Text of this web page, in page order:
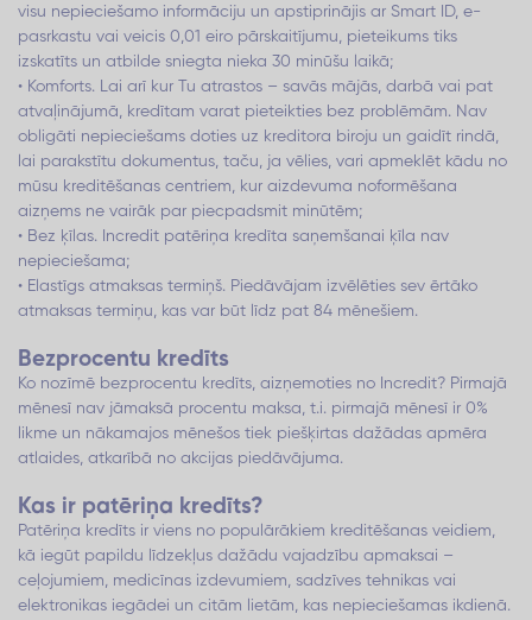
visu nepieciešamo informāciju un apstiprinājis ar Smart ID, e-
pasrkastu vai veicis 0,01 eiro pārskaitījumu, pieteikums tiks
izskatīts un atbilde sniegta nieka 30 minūšu laikā;
• Komforts. Lai arī kur Tu atrastos – savās mājās, darbā vai pat
atvaļinājumā, kredītam varat pieteikties bez problēmām. Nav
obligāti nepieciešams doties uz kreditora biroju un gaidīt rindā,
lai parakstītu dokumentus, taču, ja vēlies, vari apmeklēt kādu no
mūsu kreditēšanas centriem, kur aizdevuma noformēšana
aizņems ne vairāk par piecpadsmit minūtēm;
• Bez ķīlas. Incredit patēriņa kredīta saņemšanai ķīla nav
nepieciešama;
• Elastīgs atmaksas termiņš. Piedāvājam izvēlēties sev ērtāko
atmaksas termiņu, kas var būt līdz pat 84 mēnešiem.
Bezprocentu kredīts
Ko nozīmē bezprocentu kredīts, aizņemoties no Incredit? Pirmajā
mēnesī nav jāmaksā procentu maksa, t.i. pirmajā mēnesī ir 0%
likme un nākamajos mēnešos tiek piešķirtas dažādas apmēra
atlaides, atkarībā no akcijas piedāvājuma.
Kas ir patēriņa kredīts?
Patēriņa kredīts ir viens no populārākiem kreditēšanas veidiem,
kā iegūt papildu līdzekļus dažādu vajadzību apmaksai –
ceļojumiem, medicīnas izdevumiem, sadzīves tehnikas vai
elektronikas iegādei un citām lietām, kas nepieciešamas ikdienā.